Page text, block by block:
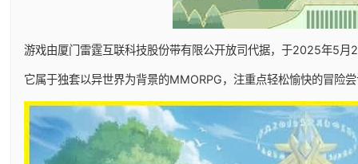
游戏由厦门雷霆互联科技股份带有限公开放司代据，于2025年5
它属于独套以异世界为背景的MMORPG，注重点轻松愉快的冒险